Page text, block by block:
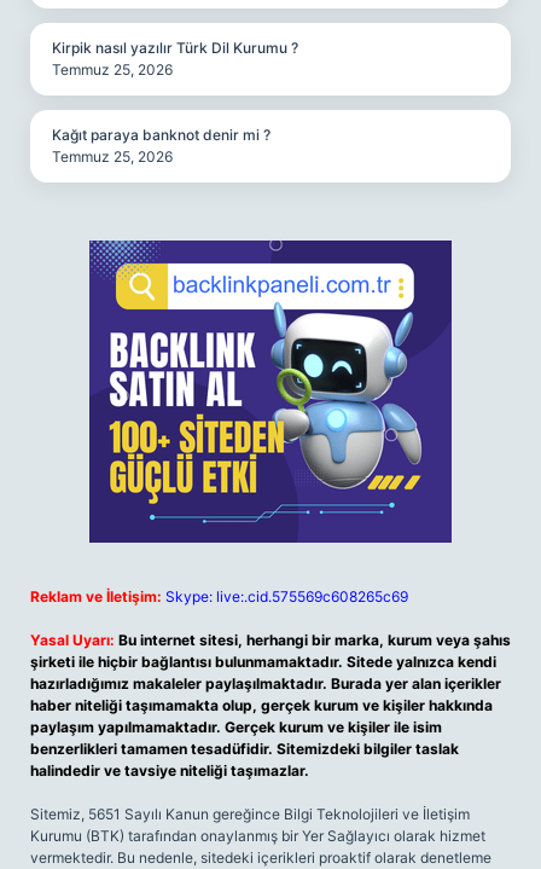
Kirpik nasıl yazılır Türk Dil Kurumu ?
Temmuz 25, 2026
Kağıt paraya banknot denir mi ?
Temmuz 25, 2026
Reklam ve İletişim: Skype: live:.cid.575569c608265c69
Yasal Uyarı: Bu internet sitesi, herhangi bir marka, kurum veya şahıs
şirketi ile hiçbir bağlantısı bulunmamaktadır. Sitede yalnızca kendi
hazırladığımız makaleler paylaşılmaktadır. Burada yer alan içerikler
haber niteliği taşımamakta olup, gerçek kurum ve kişiler hakkında
paylaşım yapılmamaktadır. Gerçek kurum ve kişiler ile isim
benzerlikleri tamamen tesadüfidir. Sitemizdeki bilgiler taslak
halindedir ve tavsiye niteliği taşımazlar.
Sitemiz, 5651 Sayılı Kanun gereğince Bilgi Teknolojileri ve İletişim
Kurumu (BTK) tarafından onaylanmış bir Yer Sağlayıcı olarak hizmet
vermektedir. Bu nedenle, sitedeki içerikleri proaktif olarak denetleme